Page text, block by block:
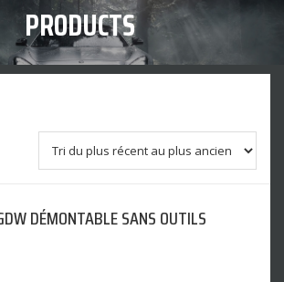
PRODUCTS
DÉMONTABLE SANS OUTILS